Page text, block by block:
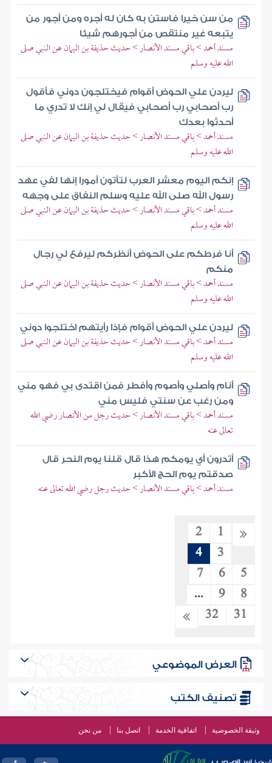
من سن خيرا فاستن به كان له أجره ومن أجور من
يتبعه غير منتقص من أجورهم شيئا
مسند أحمد > باقي مسند الأنصار > حديث حذيفة بن اليمان عن النبي صلى
الله عليه وسلم
ليردن علي الحوض أقوام فيختلجون دوني فأقول
رب أصحابي رب أصحابي فيقال لي إنك لا تدري ما
أحدثوا بعدك
مسند أحمد > باقي مسند الأنصار > حديث حذيفة بن اليمان عن النبي صلى
الله عليه وسلم
إنكم اليوم معشر العرب لتأتون أمورا إنها لفي عهد
رسول الله صلى الله عليه وسلم النفاق على وجهه
مسند أحمد > باقي مسند الأنصار > حديث حذيفة بن اليمان عن النبي صلى
الله عليه وسلم
أنا فرطكم على الحوض أنظركم ليرفع لي رجال
منكم
مسند أحمد > باقي مسند الأنصار > حديث حذيفة بن اليمان عن النبي صلى
الله عليه وسلم
ليردن علي الحوض أقوام فإذا رأيتهم اختلجوا دوني
مسند أحمد > باقي مسند الأنصار > حديث حذيفة بن اليمان عن النبي صلى
الله عليه وسلم
أنام وأصلي وأصوم وأفطر فمن اقتدى بي فهو مني
ومن رغب عن سنتي فليس مني
مسند أحمد > باقي مسند الأنصار > حديث رجل من الأنصار رضي الله
تعالى عنه
أتدرون أي يومكم هذا قال قلنا يوم النحر قال
صدقتم يوم الحج الأكبر
مسند أحمد > باقي مسند الأنصار > حديث رجل رضي الله تعالى عنه
1
2
3
4
5
6
7
8
9
...
31
32
العرض الموضوعي
تصنيف الكتب
وثيقة الخصوصية اتفاقية الخدمة اتصل بنا من نحن